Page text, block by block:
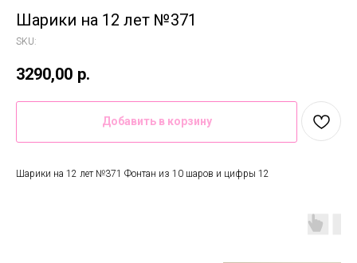
Шарики на 12 лет №371
SKU:
3290,00 р.
Добавить в корзину
Шарики на 12 лет №371 Фонтан из 10 шаров и цифры 12